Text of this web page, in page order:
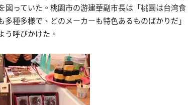
図っていた。桃園市の游建華副市長は「桃園は台湾食
種多様で、どのメーカーも特色あるものばかりだ」
う呼びかけた。